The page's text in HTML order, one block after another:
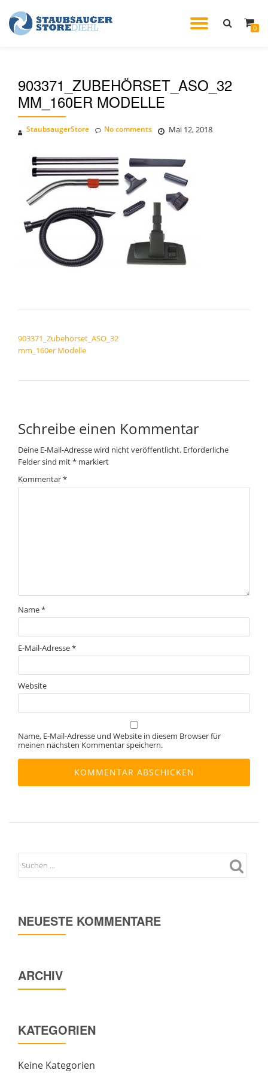
Skip
0
903371_ZUBEHÖRSET_ASO_32
MM_160ER MODELLE
StaubsaugerStore Mai 12, 2018
No comments
903371_Zubehörset_ASO_32
mm_160er Modelle
Schreibe einen Kommentar
Deine E-Mail-Adresse wird nicht veröffentlicht. Erforderliche
Felder sind mit* markiert
Kommentar*
Name*
E-Mail-Adresse*
Website
Name, E-Mail-Adresse und Website in diesem Browser für
meinen nächsten Kommentar speichern.
NEUESTE KOMMENTARE
ARCHIV
KATEGORIEN
Keine Kategorien